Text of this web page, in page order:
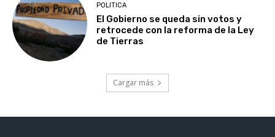
POLITICA
El Gobierno se queda sin votos y
retrocede con la reforma de la Ley
de Tierras
Cargar más